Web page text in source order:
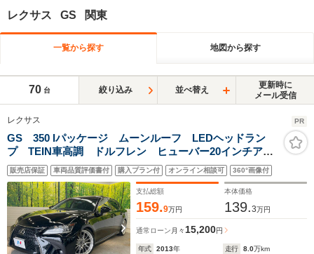
レクサス GS 関東
一覧から探す 地図から探す
70 台 絞り込み 並べ替え
更新時に
メール受信
レクサス PR
GS 350 Iパッケージ ムーンルーフ LEDヘッドラン
プ TEIN車高調 ドルフレン ヒューバー20インチアル
ミホイール 後期ルック 前席ベンチレーション付シー
トヒーター ブラック革シート クルーズコントロール
販売店保証 車両品質評価書付 購入プラン付 オンライン相談可 360°画像付
支払総額
159.9万円
本体価格
139.3万円
通常ローン 月々15,200円
年式 2013年 走行 8.0万km